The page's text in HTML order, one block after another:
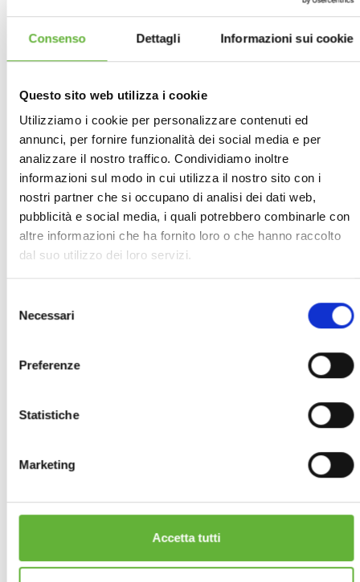
Consenso Dettagli Informazioni sui cookie
Questo sito web utilizza i cookie
Utilizziamo i cookie per personalizzare contenuti ed
annunci, per fornire funzionalità dei social media e per
analizzare il nostro traffico. Condividiamo inoltre
informazioni sul modo in cui utilizza il nostro sito con i
nostri partner che si occupano di analisi dei dati web,
pubblicità e social media, i quali potrebbero combinarle con
altre informazioni che ha fornito loro o che hanno raccolto
dal suo utilizzo dei loro servizi.
delNecessari
Preferenze
Statistiche
Marketing
Accetta tutti
NEWS: Negli ultimi mesi, grazie a partnership
di livello nazionale, EiSolutions ha sviluppato il
mercato della Pubblica Amministrazione Locale
sul Centro Italia. In particolar modo le
collaborazioni con AlmavivA e Lutech vedono
EiSolutions impegnata su progetti a forte
valore aggiunto derivanti dagli accordi quadro
CONSIP soprattutto in ambito di System
Management. I più importanti contratti ci
vedono attori nella gestione del TIX2 di Regione
Toscana e il CED dell’Agenzia Spaziale Italiana.
Nei contratti di System Management,
professionalità sviluppata nella gestione
consulenza e gestione dei prodotti ELASTIC.
Fondamentale in questo ambito è stata la
Seacom Srl -
- l’unico
Advanced Premier partner italiano, assieme al
quale stiamo sviluppando importanti progetti